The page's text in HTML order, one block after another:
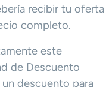
recibir tu oferta
completo.
este
de Descuento
descuento para